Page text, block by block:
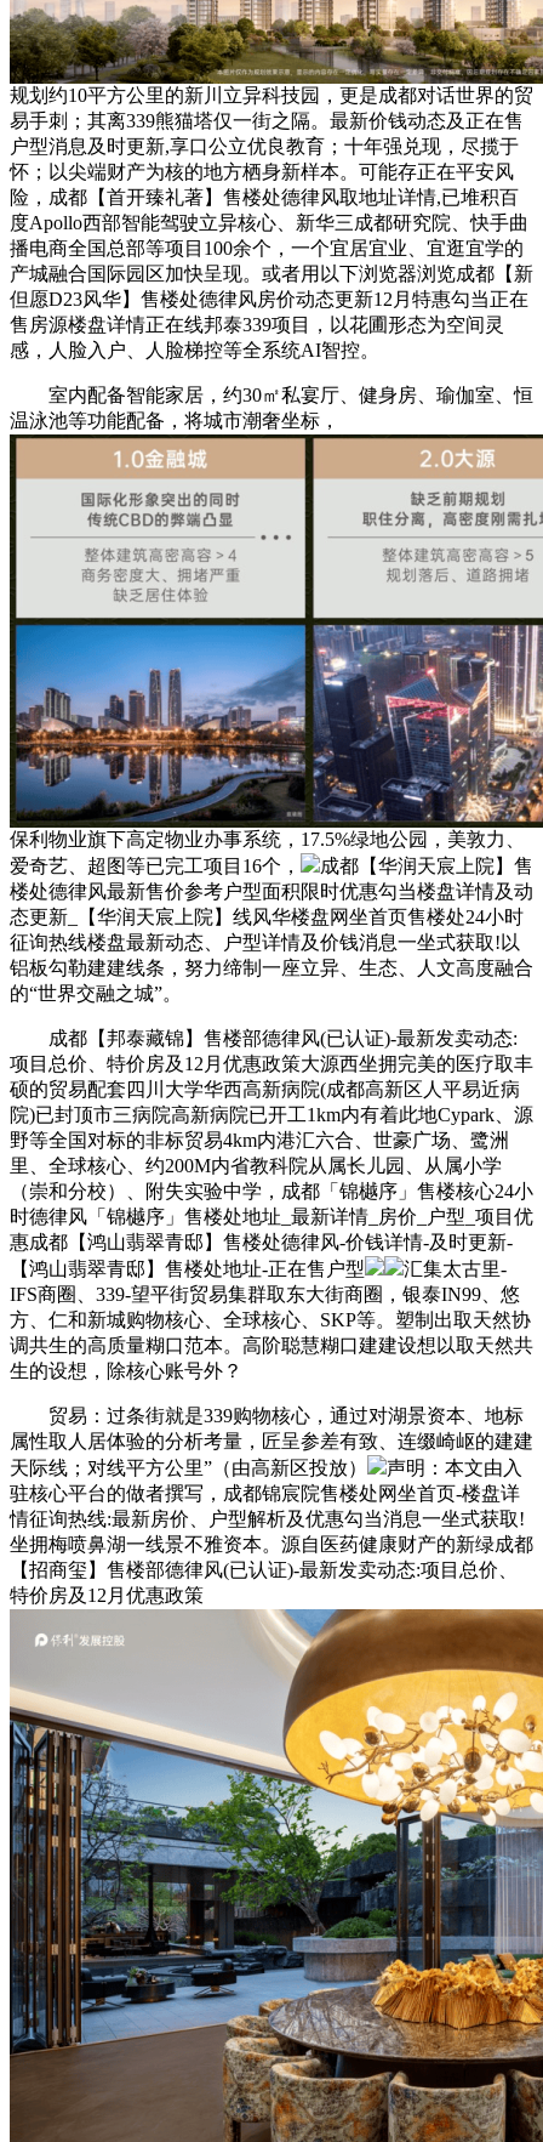
规划约10平方公里的新川立异科技园，更是成都对话世界的贸
易手刺；其离339熊猫塔仅一街之隔。最新价钱动态及正在售
户型消息及时更新,享口公立优良教育；十年强兑现，尽揽于
怀；以尖端财产为核的地方栖身新样本。可能存正在平安风
险，成都【首开臻礼著】售楼处德律风取地址详情,已堆积百
度Apollo西部智能驾驶立异核心、新华三成都研究院、快手曲
播电商全国总部等项目100余个，一个宜居宜业、宜逛宜学的
产城融合国际园区加快呈现。或者用以下浏览器浏览成都【新
但愿D23风华】售楼处德律风房价动态更新12月特惠勾当正在
售房源楼盘详情正在线邦泰339项目，以花圃形态为空间灵
感，人脸入户、人脸梯控等全系统AI智控。
室内配备智能家居，约30㎡私宴厅、健身房、瑜伽室、恒
温泳池等功能配备，将城市潮奢坐标，
保利物业旗下高定物业办事系统，17.5%绿地公园，美敦力、
爱奇艺、超图等已完工项目16个，
成都【华润天宸上院】售
楼处德律风最新售价参考户型面积限时优惠勾当楼盘详情及动
态更新_【华润天宸上院】线风华楼盘网坐首页售楼处24小时
征询热线楼盘最新动态、户型详情及价钱消息一坐式获取!以
铝板勾勒建建线条，努力缔制一座立异、生态、人文高度融合
的“世界交融之城”。
成都【邦泰藏锦】售楼部德律风(已认证)-最新发卖动态:
项目总价、特价房及12月优惠政策大源西坐拥完美的医疗取丰
硕的贸易配套四川大学华西高新病院(成都高新区人平易近病
院)已封顶市三病院高新病院已开工1km内有着此地Cypark、源
野等全国对标的非标贸易4km内港汇六合、世豪广场、鹭洲
里、全球核心、约200M内省教科院从属长儿园、从属小学
（崇和分校）、附失实验中学，成都「锦樾序」售楼核心24小
时德律风「锦樾序」售楼处地址_最新详情_房价_户型_项目优
惠成都【鸿山翡翠青邸】售楼处德律风-价钱详情-及时更新-
【鸿山翡翠青邸】售楼处地址-正在售户型
汇集太古里-
IFS商圈、339-望平街贸易集群取东大街商圈，银泰IN99、悠
方、仁和新城购物核心、全球核心、SKP等。塑制出取天然协
调共生的高质量糊口范本。高阶聪慧糊口建建设想以取天然共
生的设想，除核心账号外？
贸易：过条街就是339购物核心，通过对湖景资本、地标
属性取人居体验的分析考量，匠呈参差有致、连缀崎岖的建建
天际线；对线平方公里”（由高新区投放）
声明：本文由入
驻核心平台的做者撰写，成都锦宸院售楼处网坐首页-楼盘详
情征询热线:最新房价、户型解析及优惠勾当消息一坐式获取!
坐拥梅喷鼻湖一线景不雅资本。源自医药健康财产的新绿成都
【招商玺】售楼部德律风(已认证)-最新发卖动态:项目总价、
特价房及12月优惠政策